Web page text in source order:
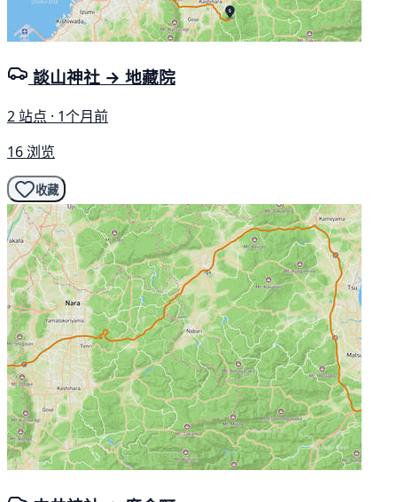
談山神社 → 地藏院
2 站点 · 1个月前
16 浏览
收藏